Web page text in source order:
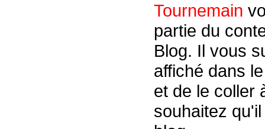
Tournemain
partie du
Blog. Il vous
affiché dans
et de le coller
souhaitez